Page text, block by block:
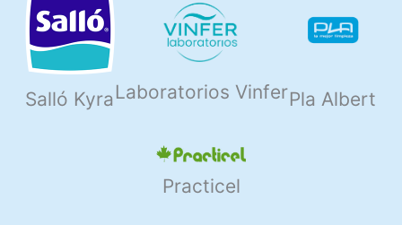
Salló Kyra Laboratorios VinferPla Albert
Practicel